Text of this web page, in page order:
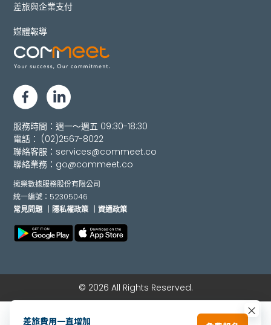
差旅費用一直增加
×
差旅與企業支付
媒體報導
服務時間：週一～週五 09:30-18:30
電話： (02)2567-8022
聯絡客服： services@commeet.co
聯絡業務： go@commeet.co
擁樂數據服務股份有限公司
統一編號：52305046
常見問題
｜隱私權政策 ｜資通政策
© 2026 All Rights Reserved.